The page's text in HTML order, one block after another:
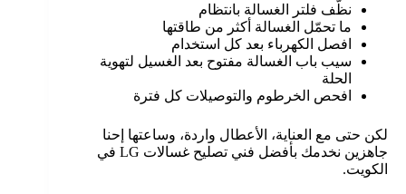
نظّف فلتر الغسالة بانتظام
ما تحمّل الغسالة أكثر من طاقتها
افصل الكهرباء بعد كل استخدام
سيب باب الغسالة مفتوح بعد الغسيل لتهوية
الحلة
افحص الخرطوم والتوصيلات كل فترة
لكن حتى مع العناية، الأعطال واردة، وساعتها إحنا
جاهزين نخدمك بأفضل فني تصليح غسالات LG في
الكويت.